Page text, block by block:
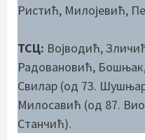
Ристић, Милојевић,
ТСЦ: Војводић,
Радовановић,
Свилар (од 73.
Милосавић (од 87.
Станчић).